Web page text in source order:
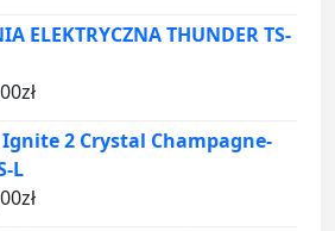
ELEKTRYCZNA THUNDER TS-
zł
2 Crystal Champagne-
L
zł